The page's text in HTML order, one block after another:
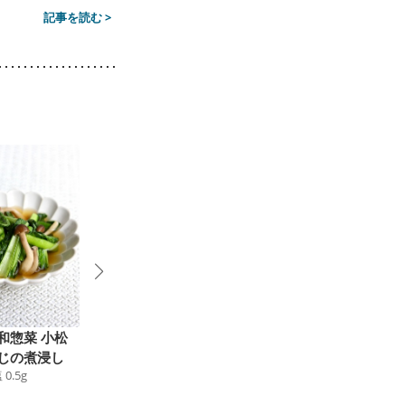
記事を読む >
惣菜 小松
の煮浸し
0.5g